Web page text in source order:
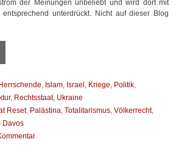
der Meinungen unbeliebt und wird dort mit
unterdrückt. Nicht auf dieser Blog
Herrschende, Islam, Israel , Kriege, Politik,
, Rechtsstaat, Ukraine
Reset, Palästina,Totalitarismus,Völkerrecht,
Davos